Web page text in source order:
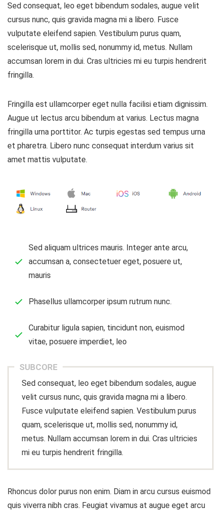
Sed consequat, leo eget bibendum sodales, augue velit
cursus nunc, quis gravida magna mi a libero. Fusce
vulputate eleifend sapien. Vestibulum purus quam,
scelerisque ut, mollis sed, nonummy id, metus. Nullam
accumsan lorem in dui. Cras ultricies mi eu turpis hendrerit
fringilla.
Fringilla est ullamcorper eget nulla facilisi etiam dignissim.
Augue ut lectus arcu bibendum at varius. Lectus magna
fringilla urna porttitor. Ac turpis egestas sed tempus urna
et pharetra. Libero nunc consequat interdum varius sit
amet mattis vulputate.
Sed aliquam ultrices mauris. Integer ante arcu,
accumsan a, consectetuer eget, posuere ut,
mauris
Phasellus ullamcorper ipsum rutrum nunc.
Curabitur ligula sapien, tincidunt non, euismod
vitae, posuere imperdiet, leo
SUBCORE
Sed consequat, leo eget bibendum sodales, augue
velit cursus nunc, quis gravida magna mi a libero.
Fusce vulputate eleifend sapien. Vestibulum purus
quam, scelerisque ut, mollis sed, nonummy id,
metus. Nullam accumsan lorem in dui. Cras ultricies
mi eu turpis hendrerit fringilla.
Rhoncus dolor purus non enim. Diam in arcu cursus euismod
quis viverra nibh cras. Feugiat vivamus at augue eget arcu